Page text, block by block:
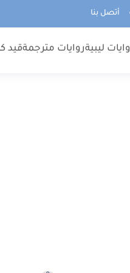
أتصل بنا
ليبيةروايات مترجمةقيد